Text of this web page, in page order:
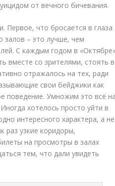
от вечного бичевания.
Первое, что бросается в глаза
залов – это лучше, чем
С каждым годом в
вместе со зрителями, стоять в
отражалось на тех, ради
свои бейджики как
поведение. Умножим это всё
хотелось просто уйти в
интересного характера, а не
раз узкие коридоры,
на просмотры в залах
тем, что дали увидеть